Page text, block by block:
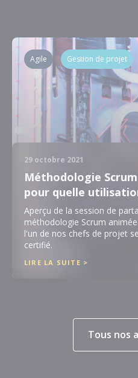
Agile Gestion de projet
29 octobre 2021
Méthodologie
pour quelle
Aperçu de la session de
méthodologie Scrum animée
l'un de nos chefs de projet
certifié.
LIRE LA SUITE >
Tous nos